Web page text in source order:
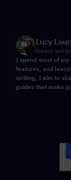
Lucy
Game
I spend most of
features, and
writing, I aim to
guides that make